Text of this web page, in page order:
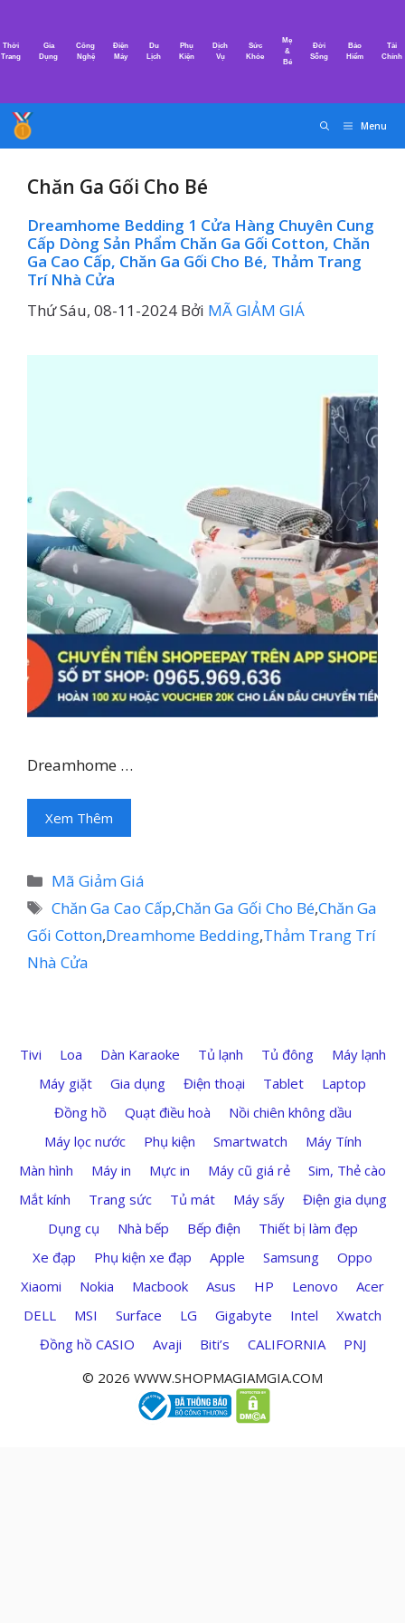
nội
Thời
Trang
Gia
Dụng
Công
Nghệ
Điện
Máy
Du
Lịch
Phụ
Kiện
Dịch
Vụ
Sức
Khỏe
Mẹ
&
Bé
Đời
Sống
Bảo
Hiểm
Tài
Chính
Menu
Chăn Ga Gối Cho Bé
Dreamhome Bedding 1 Cửa Hàng Chuyên Cung
Cấp Dòng Sản Phẩm Chăn Ga Gối Cotton, Chăn
Ga Cao Cấp, Chăn Ga Gối Cho Bé, Thảm Trang
Trí Nhà Cửa
Thứ Sáu, 08-11-2024 Bởi MÃ GIẢM GIÁ
Dreamhome …
Xem Thêm
Danh
mục
Mã Giảm Giá
Thẻ
Chăn Ga Cao Cấp,Chăn Ga Gối Cho Bé,Chăn Ga
Gối Cotton,Dreamhome Bedding,Thảm Trang Trí
Nhà Cửa
Tivi Loa Dàn Karaoke Tủ lạnh Tủ đông
Máy lạnh
Máy giặt
Gia dụng Điện thoại Tablet
Laptop
Đồng hồ
Quạt điều hoà
Nồi chiên không dầu
Máy lọc nước
Phụ kiện Smartwatch
Máy Tính
Màn hình
Máy in Mực in Máy cũ giá rẻ
Sim, Thẻ cào
Mắt kính
Trang sức Tủ mát Máy sấy
Điện gia dụng
Dụng cụ
Nhà bếp Bếp điện
Thiết bị làm đẹp
Xe đạp
Phụ kiện xe đạp Apple Samsung
Oppo
Xiaomi
Nokia Macbook Asus HP Lenovo
Acer
DELL
MSI Surface LG Gigabyte Intel
Xwatch
Đồng hồ CASIO
Avaji Biti’s CALIFORNIA
PNJ
© 2026 WWW.SHOPMAGIAMGIA.COM